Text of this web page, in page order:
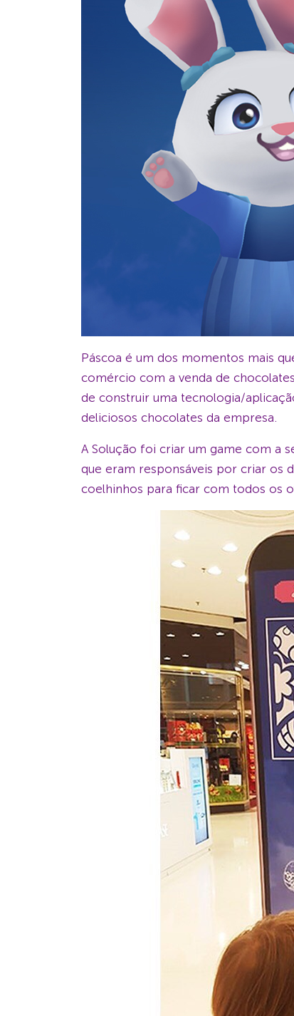
Páscoa é um dos momentos mais
comércio com a venda de
de construir uma tecnologia/
deliciosos chocolates da empresa.
A Solução foi criar um game com a
que eram responsáveis por criar os
coelhinhos para ficar com todos os